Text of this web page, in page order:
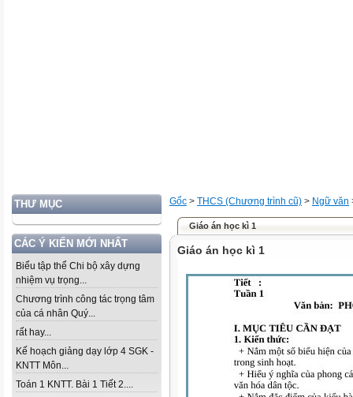
THƯ MỤC
CÁC Ý KIẾN MỚI NHẤT
Biểu tập thể Chi bộ xây dựng
nhiệm vụ trọng...
Chương trình công tác trọng tâm
của cá nhân Quý...
rất hay...
Kế hoạch giảng dạy lớp 4 SGK -
KNTT Môn...
Toán 1 KNTT. Bài 1 Tiết 2....
Gốc > THCS (Chương trình cũ) > Ngữ văn
Giáo án học kì 1
Giáo án học kì 1